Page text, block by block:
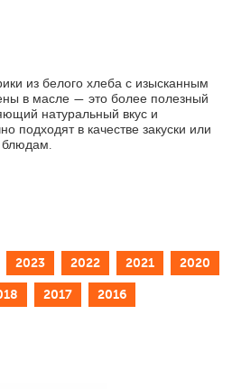
из белого хлеба с изысканным
в масле — это более полезный
натуральный вкус и
подходят в качестве закуски или
блюдам.
2023 2022 2021 2020
2017 2016